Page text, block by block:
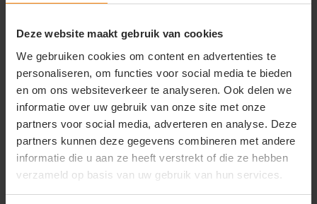
Deze website maakt gebruik van cookies
We gebruiken cookies om content en advertenties te
personaliseren, om functies voor social media te bieden
en om ons websiteverkeer te analyseren. Ook delen we
informatie over uw gebruik van onze site met onze
partners voor social media, adverteren en analyse. Deze
partners kunnen deze gegevens combineren met andere
informatie die u aan ze heeft verstrekt of die ze hebben
verzameld op basis van uw gebruik van hun services.
Pasvorm:Specifieke, licht getailleerde
comfortabel silhouet
Duurzaamheid:Vormvast en kleurvast materiaal
met versterkte naden voor een lange levensduur
Afwerking:Gladde textuur die een superieur
resultaat garandeert bij bedrukken en borduren
Vragen? Neem contact